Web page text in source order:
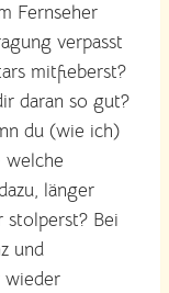
Fernseher
verpasst
mitfieberst?
daran so gut?
du (wie ich)
welche
länger
stolperst? Bei
und
wieder